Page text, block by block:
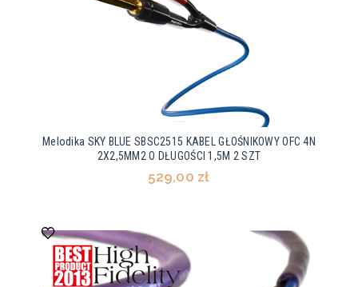
Melodika SKY BLUE SBSC2515 KABEL GŁOŚNIKOWY OFC 4N
2X2,5MM2 O DŁUGOŚCI 1,5M 2 SZT
529,00 zł